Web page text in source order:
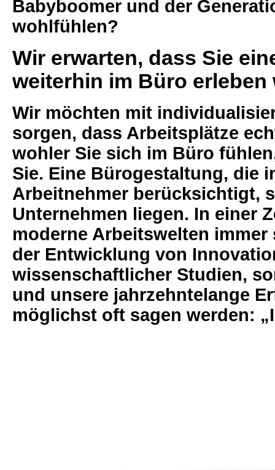
Babyboomer und der
wohlfühlen?
Wir erwarten, dass Sie
weiterhin im Büro erleben
Wir möchten mit
sorgen, dass Arbeitsplätze
wohler Sie sich im Büro
Sie. Eine Bürogestaltung, die
Arbeitnehmer berücksichtigt,
Unternehmen liegen. In einer
moderne Arbeitswelten
der Entwicklung von
wissenschaftlicher Studien,
und unsere jahrzehntelange
möglichst oft sagen werden: